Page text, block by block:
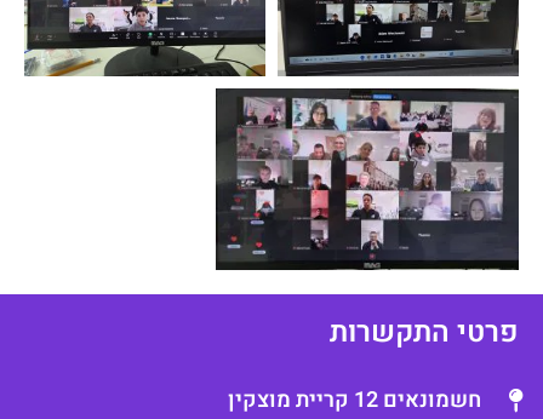
התקשרות
חשמונאים 12 קריית מוצקין